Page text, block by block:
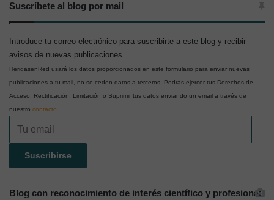
Suscríbete al blog por mail
Introduce tu correo electrónico para suscribirte a este blog y recibir
avisos de nuevas publicaciones.
HeridasenRed usará los datos proporcionados en este formulario para enviar nuevas
publicaciones a tu mail, no se ceden datos a terceros. Podrás ejercer tus Derechos de
Acceso, Rectificación, Limitación o Suprimir tus datos enviando un email a través de
nuestro contacto
email
Suscribirse
Blog con reconocimiento de interés científico y profesional